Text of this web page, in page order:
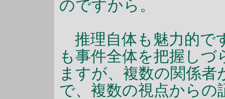
のですから。
推理自体も魅力的で
も事件全体を把握し
ますが、複数の関係
で、複数の視点からの